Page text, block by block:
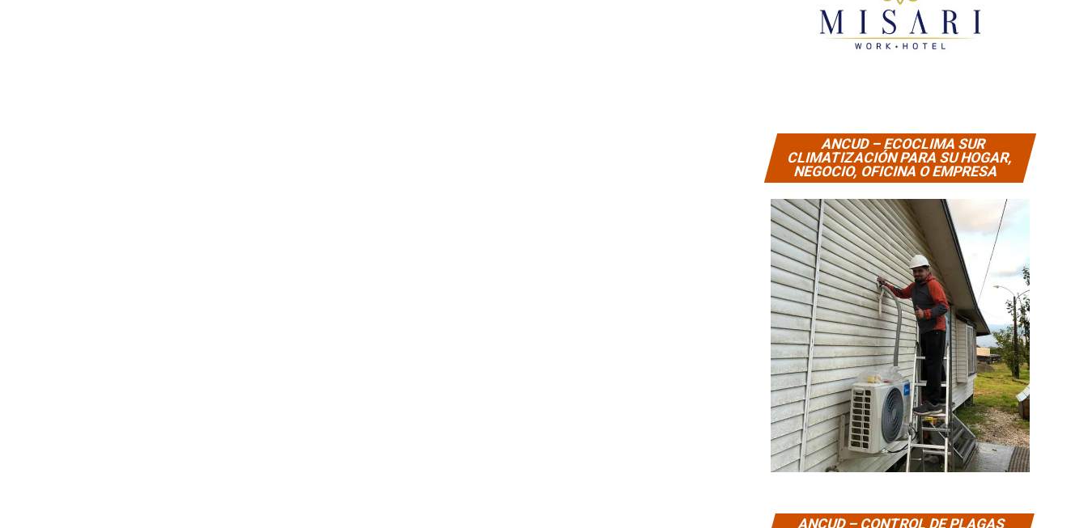
ANCUD – ECOCLIMA SUR
CLIMATIZACIÓN PARA SU HOGAR,
NEGOCIO, OFICINA O EMPRESA
ANCUD – CONTROL DE PLAGAS